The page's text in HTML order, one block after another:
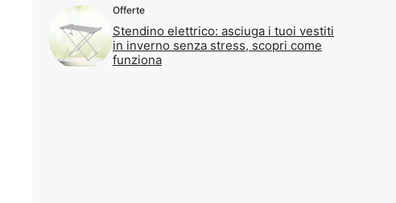
Offerte
Stendino elettrico: asciuga i tuoi vestiti
in inverno senza stress, scopri come
funziona